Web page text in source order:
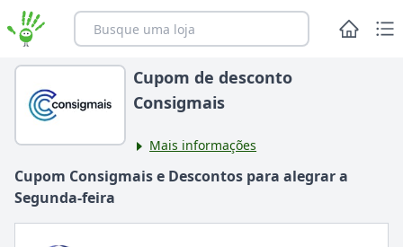
Cupom de desconto
Consigmais
Mais informações
Cupom Consigmaise Descontos para alegrara
Segunda-feira